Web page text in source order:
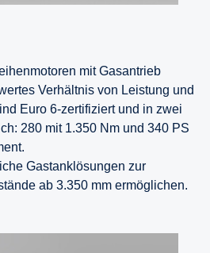
mit Gasantrieb
Verhältnis von Leistung und
Euro 6-zertifiziert und in zwei
280 mit 1.350 Nm und 340 PS
Gastanklösungen zur
ab 3.350 mm ermöglichen.